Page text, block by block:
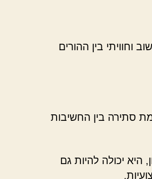
וחוויתי בין ההורים
סתירה בין החשיבות
היא יכולה להיות גם